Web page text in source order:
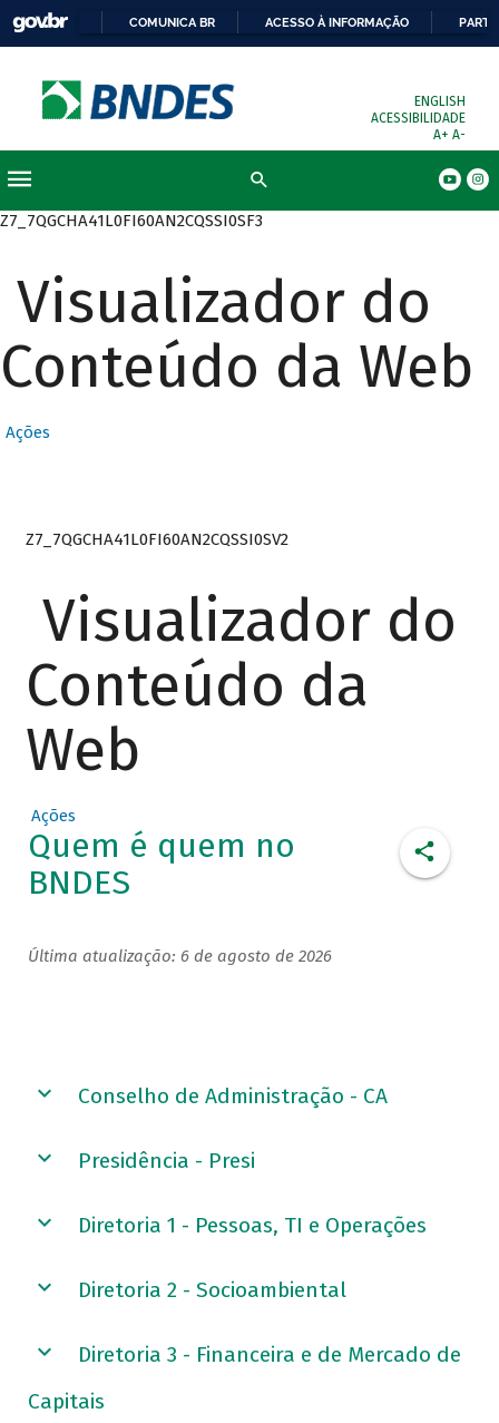
COMUNICA BR ACESSO À INFORMAÇÃO
ENGLISH
ACESSIBILIDADE
A+ A-
Z7_7QGCHA41L0FI60AN2CQSSI0SF3
Visualizador do
Conteúdo da Web
Ações
Z7_7QGCHA41L0FI60AN2CQSSI0SV2
Visualizador do
Conteúdo da
Web
Ações
Quem é quem no
BNDES
Última atualização: 6 de agosto de 2026
Conselho de Administração - CA
Presidência - Presi
Diretoria 1 - Pessoas, TI e Operações
Diretoria 2 - Socioambiental
Diretoria 3 - Financeira e de Mercado de
Capitais